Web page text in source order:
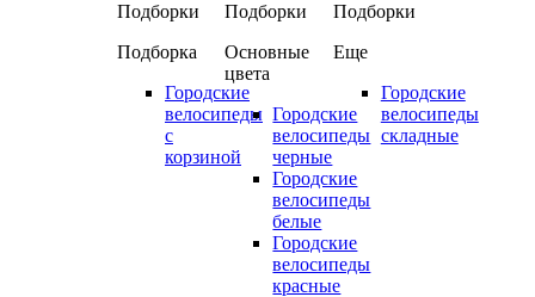
Подборки
Подборка
Городские
велосипеды
с
корзиной
Подборки
Основные
цвета
Городские
велосипеды
черные
Городские
велосипеды
белые
Городские
велосипеды
красные
Подборки
Еще
Городские
велосипеды
складные